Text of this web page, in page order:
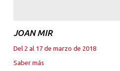
JOAN MIR
Del 2 al 17 de marzo de 2018
Saber más